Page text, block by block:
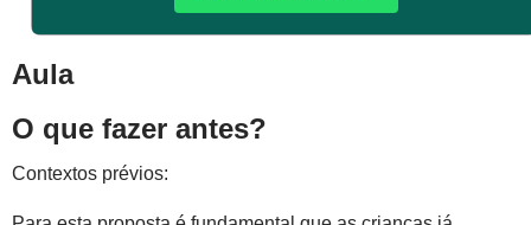
Aula
O que fazer antes?
Contextos prévios: